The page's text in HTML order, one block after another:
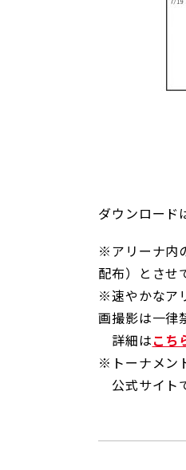
ダウンロード
※アリーナ内
配布）とさせ
※速やかなア
画撮影は一律
詳細はこち
※トーナメン
公式サイト